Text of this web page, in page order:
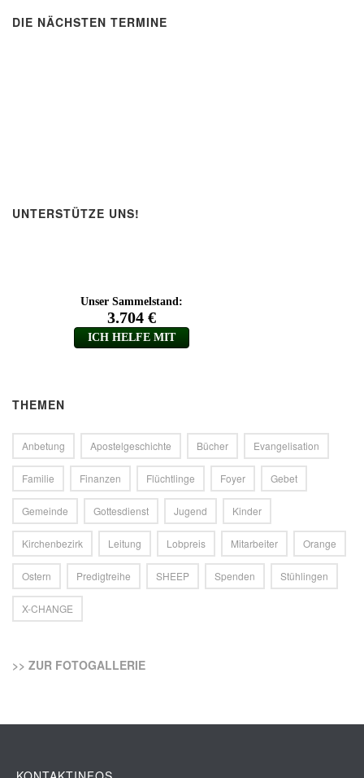
DIE NÄCHSTEN TERMINE
UNTERSTÜTZE UNS!
THEMEN
Anbetung Apostelgeschichte Bücher Evangelisation
Familie Finanzen Flüchtlinge Foyer Gebet
Gemeinde Gottesdienst Jugend Kinder
Kirchenbezirk Leitung Lobpreis Mitarbeiter Orange
Ostern Predigtreihe SHEEP Spenden Stühlingen
X-CHANGE
>> ZUR FOTOGALLERIE